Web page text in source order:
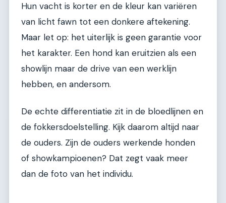
Hun vacht is korter en de kleur kan variëren
van licht fawn tot een donkere aftekening.
Maar let op: het uiterlijk is geen garantie voor
het karakter. Een hond kan eruitzien als een
showlijn maar de drive van een werklijn
hebben, en andersom.
De echte differentiatie zit in de bloedlijnen en
de fokkersdoelstelling. Kijk daarom altijd naar
de ouders. Zijn de ouders werkende honden
of showkampioenen? Dat zegt vaak meer
dan de foto van het individu.